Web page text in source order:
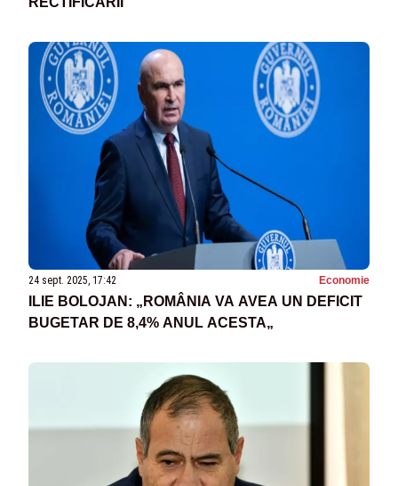
24 sept. 2025, 17:42 Economie
ILIE BOLOJAN: „ROMÂNIA VA AVEA UN DEFICIT
BUGETAR DE 8,4% ANUL ACESTA„